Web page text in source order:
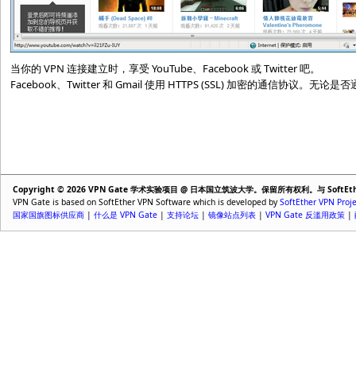
当你的 VPN 连接建立时，享受 YouTube、Facebook 或 Twitter 吧。
Facebook、Twitter 和 Gmail 使用 HTTPS (SSL) 加密的通信协议。无论是
Copyright © 2026 VPN Gate 学术实验项目 @ 日本国立筑波大学。保留所有权利。与
VPN Gate is based on SoftEther VPN Software which is developed bySoftEther VPN
国家国旗图标供应商 | 什么是 VPN Gate | 支持论坛 | 镜像站点列表 | VPN Gate 反滥用政策 |